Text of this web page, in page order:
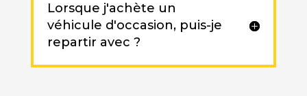
Lorsque j'achète un
véhicule d'occasion, puis-je
repartir avec ?